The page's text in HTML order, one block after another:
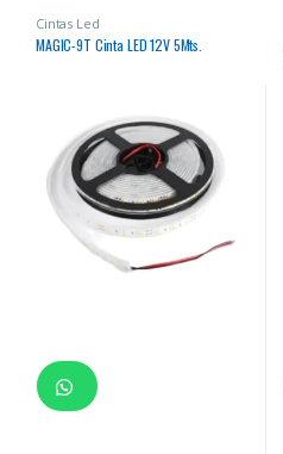
Cintas Led
MAGIC-9T Cinta LED 12V 5Mts.